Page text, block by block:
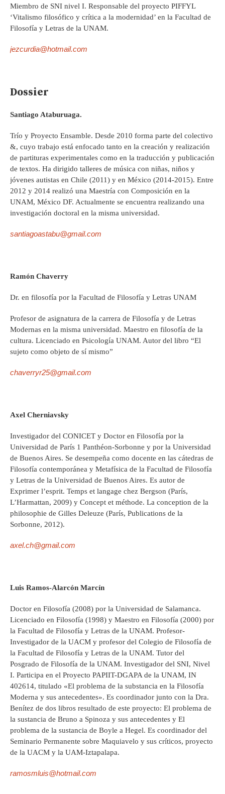
Miembro de SNI nivel I. Responsable del proyecto PIFFYL
‘Vitalismo filosófico y crítica a la modernidad’ en la Facultad de
Filosofía y Letras de la UNAM.
jezcurdia@hotmail.com
Dossier
Santiago Ataburuaga.
Trío y Proyecto Ensamble. Desde 2010 forma parte del colectivo
&, cuyo trabajo está enfocado tanto en la creación y realización
de partituras experimentales como en la traducción y publicación
de textos. Ha dirigido talleres de música con niñas, niños y
jóvenes autistas en Chile (2011) y en México (2014-2015). Entre
2012 y 2014 realizó una Maestría con Composición en la
UNAM, México DF. Actualmente se encuentra realizando una
investigación doctoral en la misma universidad.
santiagoastabu@gmail.com
Ramón Chaverry
Dr. en filosofía por la Facultad de Filosofía y Letras UNAM
Profesor de asignatura de la carrera de Filosofía y de Letras
Modernas en la misma universidad. Maestro en filosofía de la
cultura. Licenciado en Psicología UNAM. Autor del libro “El
sujeto como objeto de sí mismo”
chaverryr25@gmail.com
Axel Cherniavsky
Investigador del CONICET y Doctor en Filosofía por la
Universidad de París 1 Panthéon-Sorbonne y por la Universidad
de Buenos Aires. Se desempeña como docente en las cátedras de
Filosofía contemporánea y Metafísica de la Facultad de Filosofía
y Letras de la Universidad de Buenos Aires. Es autor de
Exprimer l’esprit. Temps et langage chez Bergson (París,
L’Harmattan, 2009) y Concept et méthode. La conception de la
philosophie de Gilles Deleuze (París, Publications de la
Sorbonne, 2012).
axel.ch@gmail.com
Luis Ramos-Alarcón Marcín
Doctor en Filosofía (2008) por la Universidad de Salamanca.
Licenciado en Filosofía (1998) y Maestro en Filosofía (2000) por
la Facultad de Filosofía y Letras de la UNAM. Profesor-
Investigador de la UACM y profesor del Colegio de Filosofía de
la Facultad de Filosofía y Letras de la UNAM. Tutor del
Posgrado de Filosofía de la UNAM. Investigador del SNI, Nivel
I. Participa en el Proyecto PAPIIT-DGAPA de la UNAM, IN
402614, titulado «El problema de la substancia en la Filosofía
Moderna y sus antecedentes». Es coordinador junto con la Dra.
Benítez de dos libros resultado de este proyecto: El problema de
la sustancia de Bruno a Spinoza y sus antecedentes y El
problema de la sustancia de Boyle a Hegel. Es coordinador del
Seminario Permanente sobre Maquiavelo y sus críticos, proyecto
de la UACM y la UAM-Iztapalapa.
ramosmluis@hotmail.com